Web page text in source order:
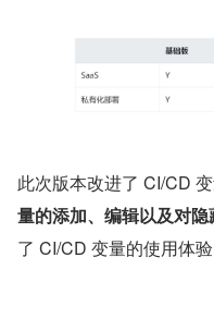
此次版本改进了 CI/CD
量的添加、编辑以及对
了 CI/CD 变量的使用体验